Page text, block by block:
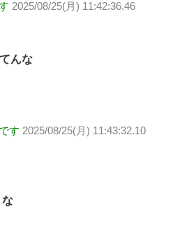
2025/08/25(月) 11:42:36.46
んな
す 2025/08/25(月) 11:43:32.10
な